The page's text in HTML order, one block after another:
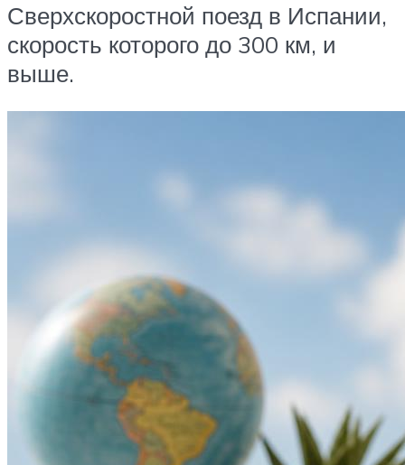
Сверхскоростной поезд в Испании,
скорость которого до 300 км, и
выше.